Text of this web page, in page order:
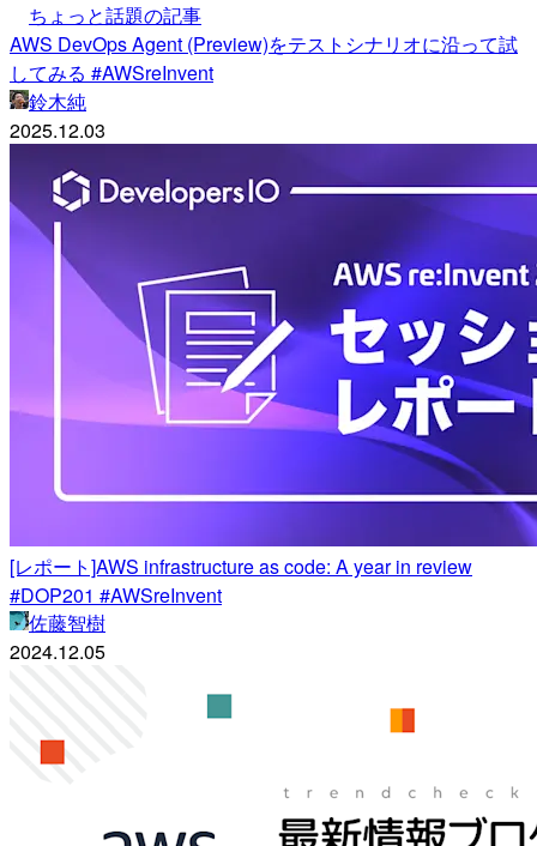
ちょっと話題の記事
AWS DevOps Agent (Preview)をテストシナリオに沿って試
してみる #AWSreInvent
鈴木純
2025.12.03
[レポート]AWS infrastructure as code: A year in review
#DOP201 #AWSreInvent
佐藤智樹
2024.12.05